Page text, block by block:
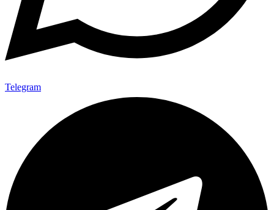
Telegram